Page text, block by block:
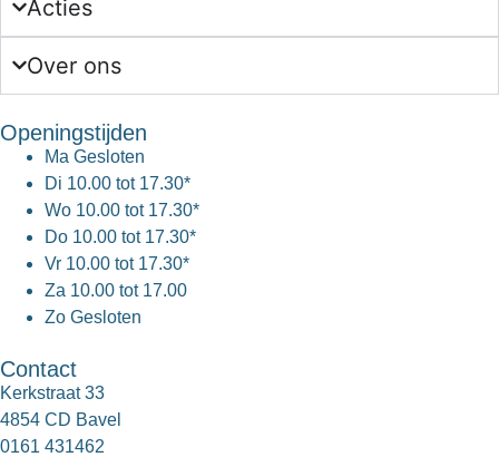
Acties
Over ons
Openingstijden
Ma Gesloten
Di 10.00 tot 17.30*
Wo 10.00 tot 17.30*
Do 10.00 tot 17.30*
Vr 10.00 tot 17.30*
Za 10.00 tot 17.00
Zo Gesloten
Contact
Kerkstraat 33
4854 CD Bavel
0161 431462